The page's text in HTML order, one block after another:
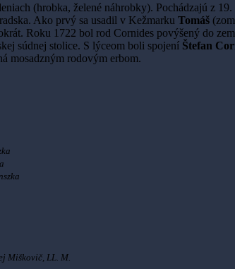
(hrobka, želené náhrobky). Pochádzajú z
Ako prvý sa usadil v Kežmarku Tomáš
Roku 1722 bol rod Cornides povýšený do
súdnej stolice. S lýceom boli spojení Štefan
mosadzným rodovým erbom.
Miškovič, LL. M.